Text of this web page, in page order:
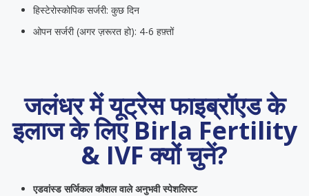
हिस्टेरोस्कोपिक सर्जरी: कुछ दिन
ओपन सर्जरी (अगर ज़रूरत हो): 4-6 हफ़्तों
जलंधर में यूट्रेस फाइब्रॉएड के
इलाज के लिए Birla Fertility
& IVF क्यों चुनें?
एडवांस्ड सर्जिकल कौशल वाले अनुभवी स्पेशलिस्ट